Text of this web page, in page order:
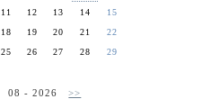
11 12 13 14
15
18 19 20 21
22
25 26 27 28
29
08 - 2026>>